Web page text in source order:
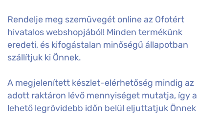
Rendelje meg szemüvegét online az Ofotért
hivatalos webshopjából! Minden termékünk
eredeti, és kifogástalan minőségű állapotban
szállítjuk ki Önnek.
A megjelenített készlet-elérhetőség mindig az
adott raktáron lévő mennyiséget mutatja, így a
lehető legrövidebb időn belül eljuttatjuk Önnek